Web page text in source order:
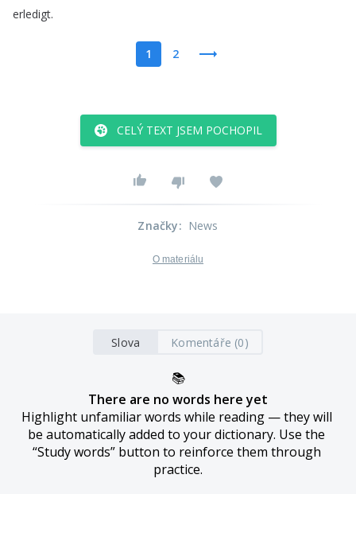
erledigt.
1 2
CELÝ TEXT JSEM POCHOPIL
Značky: News
O materiálu
Slova Komentáře (0)
📚
There are no words here yet
Highlight unfamiliar words while reading — they will
be automatically added to your dictionary. Use the
“Study words” button to reinforce them through
practice.